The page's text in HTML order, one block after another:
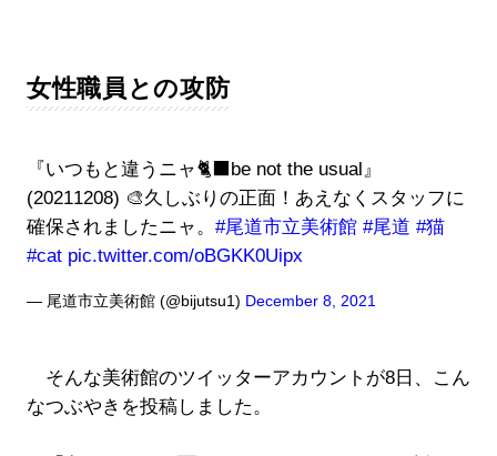
女性職員との攻防
『いつもと違うニャ🐈‍⬛be not the usual』
(20211208) 🎨久しぶりの正面！あえなくスタッフに
確保されましたニャ。 #尾道市立美術館 #尾道 #猫
#cat pic.twitter.com/oBGKK0Uipx
— 尾道市立美術館 (@bijutsu1) December 8, 2021
そんな美術館のツイッターアカウントが8日、こん
なつぶやきを投稿しました。